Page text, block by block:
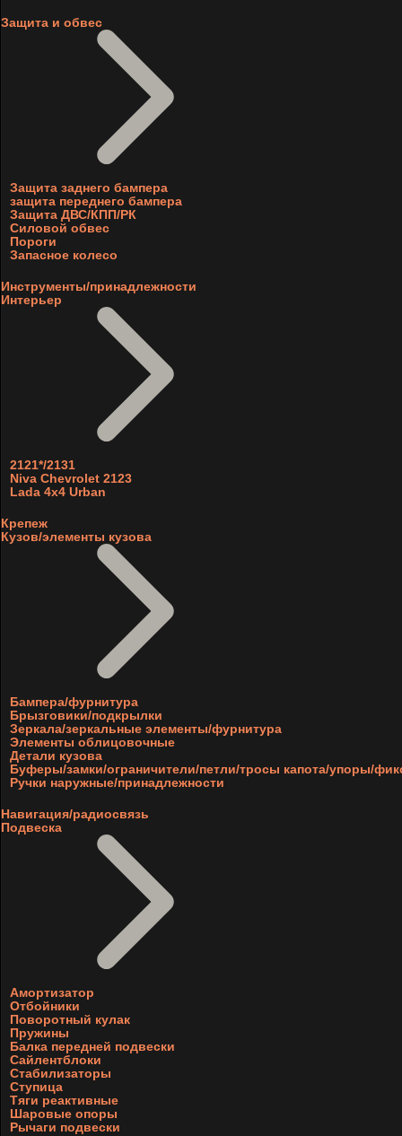
Защита и обвес
Защита заднего бампера
защита переднего бампера
Защита ДВС/КПП/РК
Силовой обвес
Пороги
Запасное колесо
Инструменты/принадлежности
Интерьер
2121*/2131
Niva Chevrolet 2123
Lada 4x4 Urban
Крепеж
Кузов/элементы кузова
Бампера/фурнитура
Брызговики/подкрылки
Зеркала/зеркальные элементы/фурнитура
Элементы облицовочные
Детали кузова
Буферы/замки/ограничители/петли/тросы капота/упоры/
Ручки наружные/принадлежности
Навигация/радиосвязь
Подвеска
Амортизатор
Отбойники
Поворотный кулак
Пружины
Балка передней подвески
Сайлентблоки
Стабилизаторы
Ступица
Тяги реактивные
Шаровые опоры
Рычаги подвески